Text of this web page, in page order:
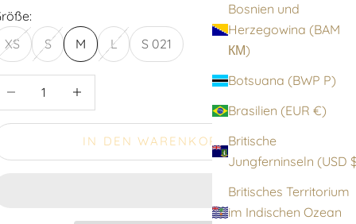
Bosnien und
Herzegowina (BAM
КМ)
Botsuana (BWP P)
Brasilien (EUR €)
Britische
Britisches Territorium
im Indischen Ozean
XS
S M L S 021
verringernAnzahl erhöhen
IN DEN WARENKORB